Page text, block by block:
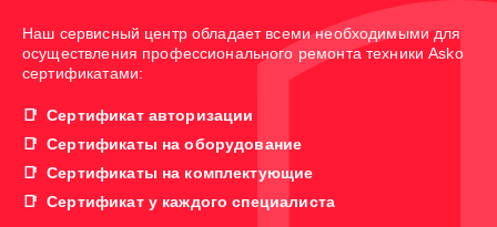
Наш сервисный центр обладает всеми необходимыми для
осуществления профессионального ремонта техники Asko
сертификатами:
Сертификат авторизации
Сертификаты на оборудование
Сертификаты на комплектующие
Сертификат у каждого специалиста